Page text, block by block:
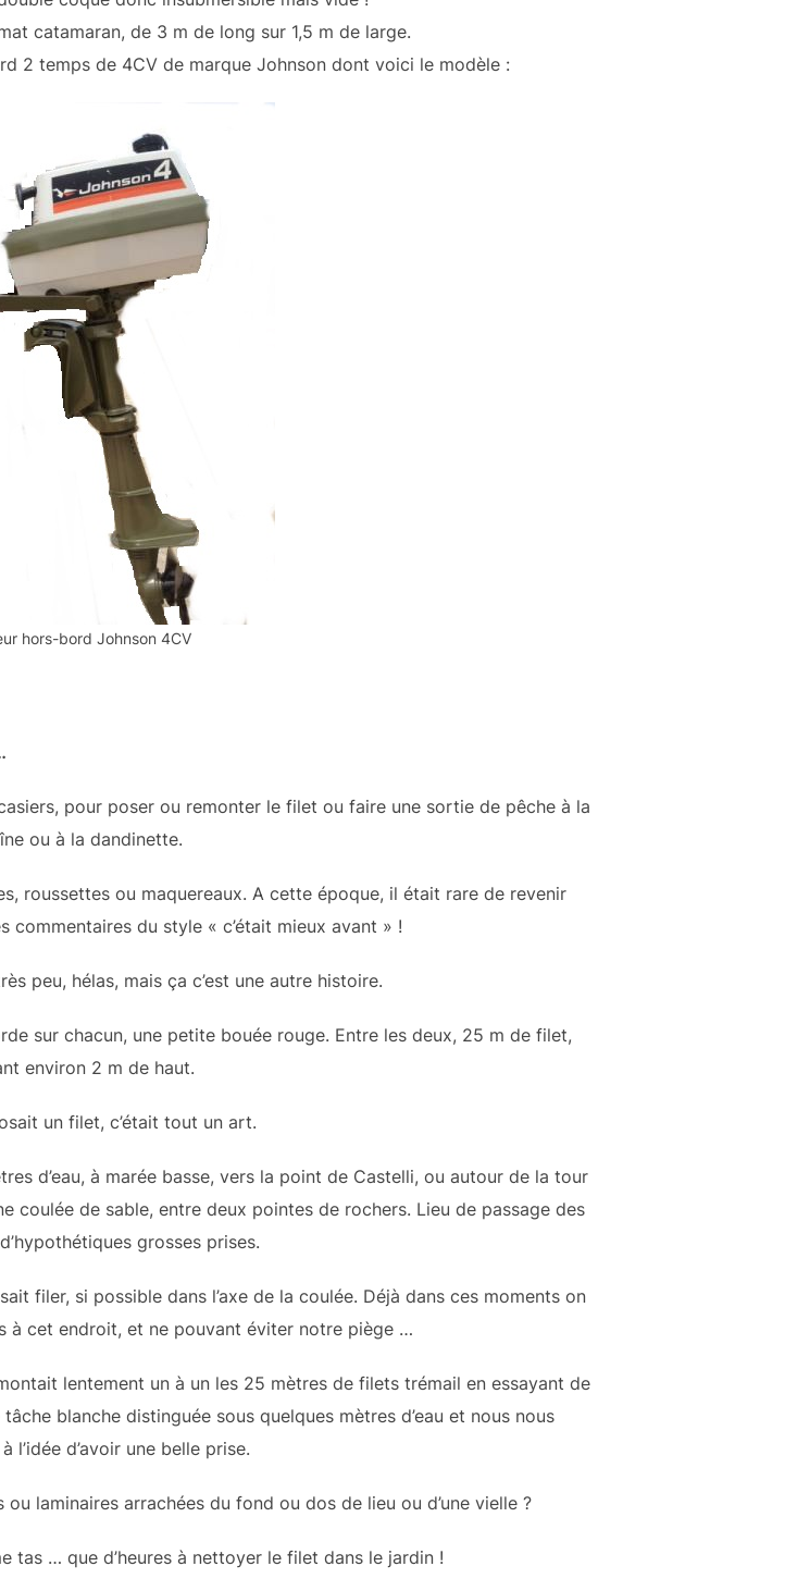
catamaran, de 3 m de long sur 1,5 m de large.
2 temps de 4CV de marque Johnson dont voici le modèle :
hors-bord Johnson 4CV
pour poser ou remonter le filet ou faire une sortie de pêche à la
ou à la dandinette.
roussettes ou maquereaux. A cette époque, il était rare de revenir
commentaires du style « c’était mieux avant » !
peu, hélas, mais ça c’est une autre histoire.
sur chacun, une petite bouée rouge. Entre les deux, 25 m de filet,
environ 2 m de haut.
un filet, c’était tout un art.
d’eau, à marée basse, vers la point de Castelli, ou autour de la tour
coulée de sable, entre deux pointes de rochers. Lieu de passage des
grosses prises.
filer, si possible dans l’axe de la coulée. Déjà dans ces moments on
à cet endroit, et ne pouvant éviter notre piège …
lentement un à un les 25 mètres de filets trémail en essayant de
blanche distinguée sous quelques mètres d’eau et nous nous
l’idée d’avoir une belle prise.
laminaires arrachées du fond ou dos de lieu ou d’une vielle ?
tas … que d’heures à nettoyer le filet dans le jardin !